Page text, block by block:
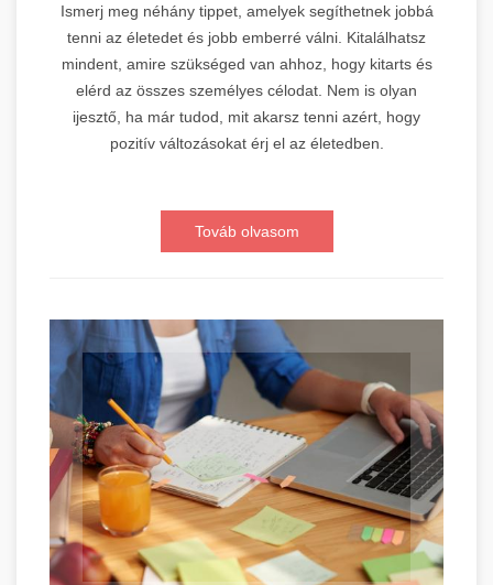
Ismerj meg néhány tippet, amelyek segíthetnek jobbá
tenni az életedet és jobb emberré válni. Kitalálhatsz
mindent, amire szükséged van ahhoz, hogy kitarts és
elérd az összes személyes célodat. Nem is olyan
ijesztő, ha már tudod, mit akarsz tenni azért, hogy
pozitív változásokat érj el az életedben.
Továb olvasom